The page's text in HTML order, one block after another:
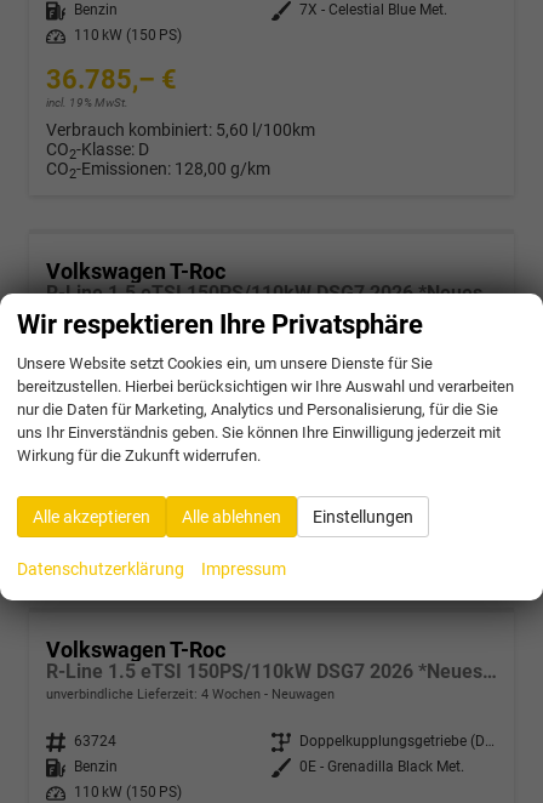
Kraftstoff
Benzin Außenfarbe 7X - Celestial Blue Met.
Leistung
110 kW (150 PS)
36.785,– €
incl. 19% MwSt.
Verbrauch kombiniert: 5,60 l/100km
CO2-Klasse: D
CO2-Emissionen: 128,00 g/km
Volkswagen T-Roc
R-Line 1.5 eTSI 150PS/110kW DSG7 2026 *Neues Modell* | +AHK+18"ALU+PARK ASSIST PLUS
unverbindliche Lieferzeit:4 Wochen Neuwagen
Fahrzeugnr. 63729 Getriebe
Kraftstoff Benzin Außenfarbe
A6 - Wolf Gray Met.
Leistung
110 kW (150 PS)
36.785,– €
Verbrauch kombiniert:
5,60 l/100km
CO -Klasse:D
Volkswagen T-Roc
R-Line 1.5 eTSI 150PS/110kW DSG7 2026 *Neues Modell* | +AHK +BlackStyle +19" ALU +IQ.Licht-Matrix
unverbindliche Lieferzeit: 4 Wochen Neuwagen
Fahrzeugnr. 63724 Getriebe
Doppelkupplungsgetriebe (DSG)
Kraftstoff
Benzin Außenfarbe 0E - Grenadilla Black Met.
Leistung
110 kW (150 PS)
Wir respektieren Ihre Privatsphäre
Unsere Website setzt Cookies ein, um unsere Dienste für Sie
bereitzustellen. Hierbei berücksichtigen wir Ihre Auswahl und verarbeiten
nur die Daten für Marketing, Analytics und Personalisierung, für die Sie
uns Ihr Einverständnis geben. Sie können Ihre Einwilligung jederzeit mit
Wirkung für die Zukunft widerrufen.
Alle akzeptieren Alle ablehnen Einstellungen
Datenschutzerklärung Impressum